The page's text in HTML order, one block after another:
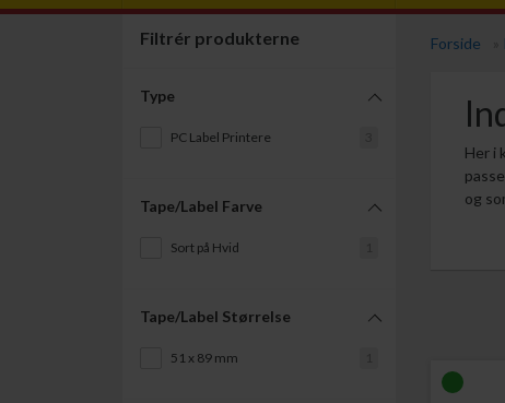
Filtrér produkterne
Type
PC Label Printere
Tape/Label Farve
Sort på Hvid
Tape/Label Størrelse
51 x 89 mm
Forside
Her i
og